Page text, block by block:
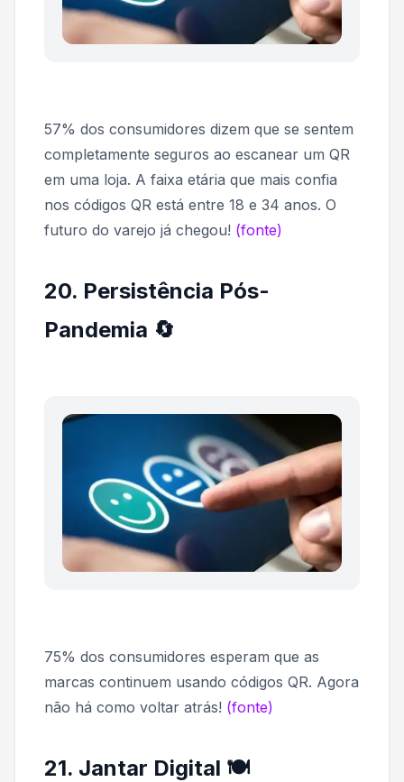
57% dos consumidores dizem que se sentem
completamente seguros ao escanear um QR
em uma loja. A faixa etária que mais confia
nos códigos QR está entre 18 e 34 anos. O
futuro do varejo já chegou! (fonte)
20. Persistência Pós-
Pandemia 🔄
75% dos consumidores esperam que as
marcas continuem usando códigos QR. Agora
não há como voltar atrás! (fonte)
21. Jantar Digital 🍽️